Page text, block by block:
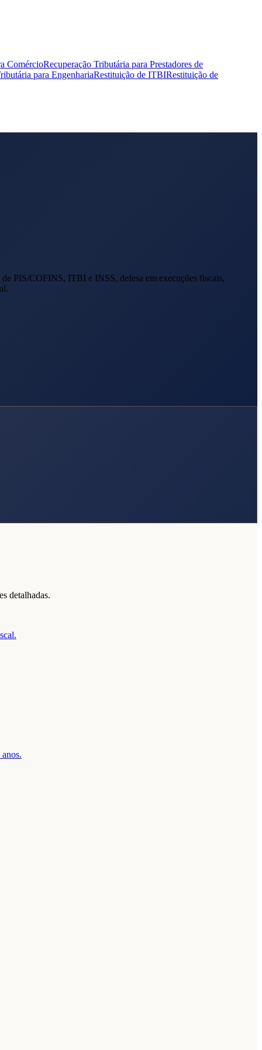
ComércioRecuperação Tributária para Prestadores de
para EngenhariaRestituição de ITBIRestituição de
de PIS/COFINS, ITBI e INSS, defesa em execuções fiscais,
detalhadas.